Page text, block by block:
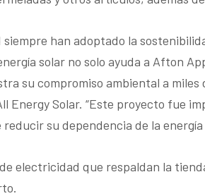
han adoptado la
solar no solo ayuda a Afton
su compromiso ambiental a miles
Solar. “Este proyecto fue
su dependencia de la
electricidad que respaldan la